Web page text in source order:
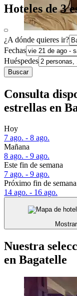
Hoteles de 3
¿A dónde quieres ir?
Fechas
Huéspedes
Buscar
Consulta
estrellas en
Hoy
7 ago. - 8 ago.
Mañana
8 ago. - 9 ago.
Este fin de semana
7 ago. - 9 ago.
Próximo fin de semana
14 ago. - 16 ago.
Nuestra
en Bagatelle